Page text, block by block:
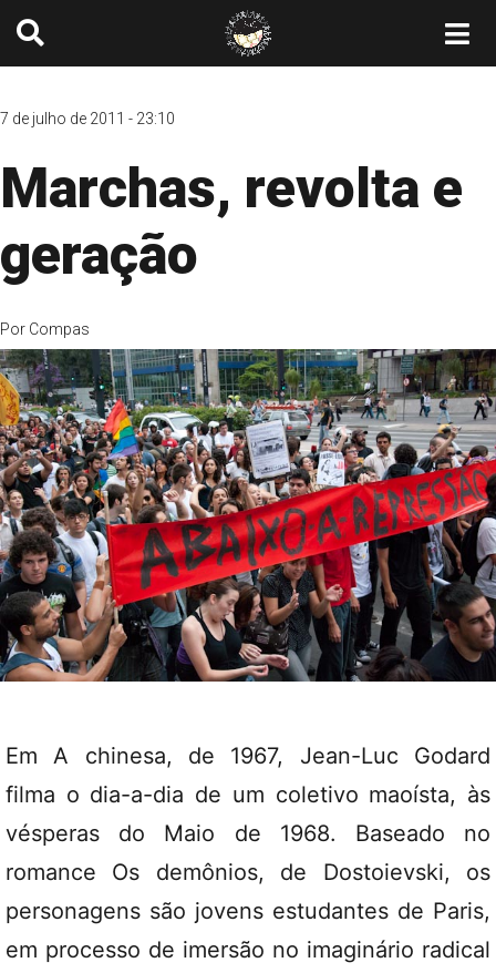
7 de julho de 2011 - 23:10
Marchas, revolta e
geração
Por Compas
Em A chinesa, de 1967, Jean-Luc Godard
filma o dia-a-dia de um coletivo maoísta, às
vésperas do Maio de 1968. Baseado no
romance Os demônios, de Dostoievski, os
personagens são jovens estudantes de Paris,
em processo de imersão no imaginário radical